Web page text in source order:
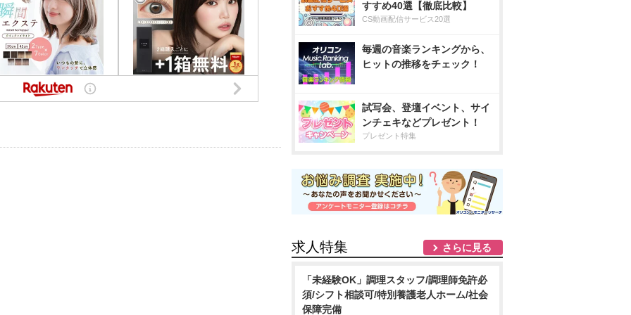
すすめ40選【徹底比較】
CS動画配信サービス20選
毎週の音楽ランキングから、
ヒットの推移をチェック！
試写会、登壇イベント、サイ
ンチェキなどプレゼント！
プレゼント特集
求人特集 さらに見る
「未経験OK」調理スタッフ/調理師免許必
須/シフト相談可/特別養護老人ホーム/社会
保障完備